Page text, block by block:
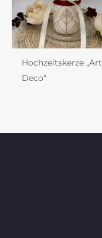
Hochzeitskerze „Art
Deco“